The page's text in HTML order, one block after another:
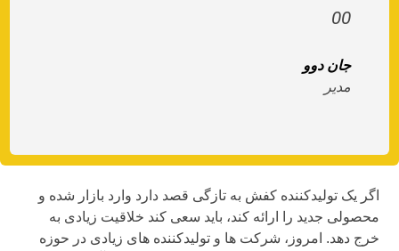
جان دوو
یک تولیدکننده کفش به تازگی قصد دارد وارد بازار شده و
جدید را ارائه کند، باید سعی کند خلاقیت زیادی به
دهد. امروز، شرکت ها و تولیدکننده های زیادی در حوزه